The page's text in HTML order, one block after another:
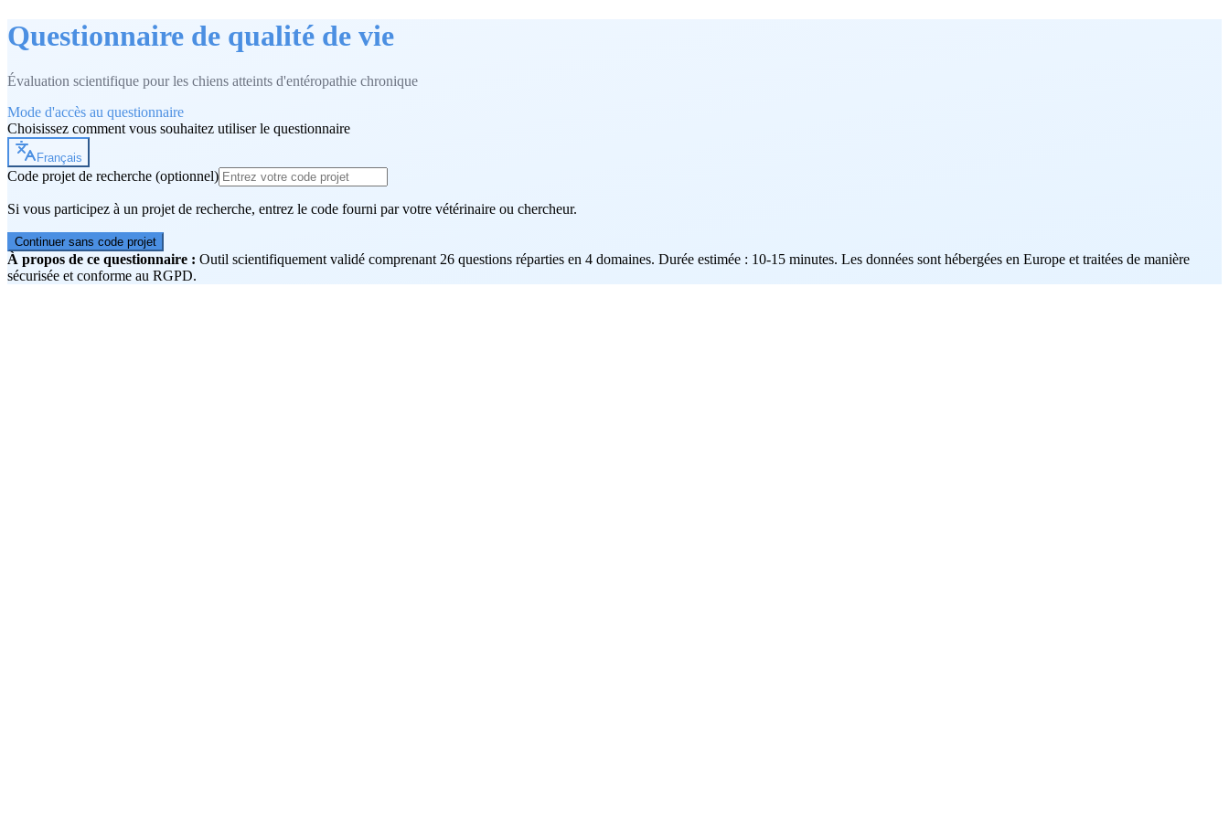
Questionnaire de qualité de vie
Évaluation scientifique pour les chiens atteints d'entéropathie chronique
Mode d'accès au questionnaire
Choisissez comment vous souhaitez utiliser le questionnaire
Français
Code projet de recherche (optionnel)
Si vous participez à un projet de recherche, entrez le code fourni par votre vétérinaire ou chercheur.
Continuer sans code projet
À propos de ce questionnaire : Outil scientifiquement validé comprenant 26 questions réparties en 4 domaines. Durée estimée : 10-15 minutes. Les données sont hébergées en Europe et traitées de manière
sécurisée et conforme au RGPD.